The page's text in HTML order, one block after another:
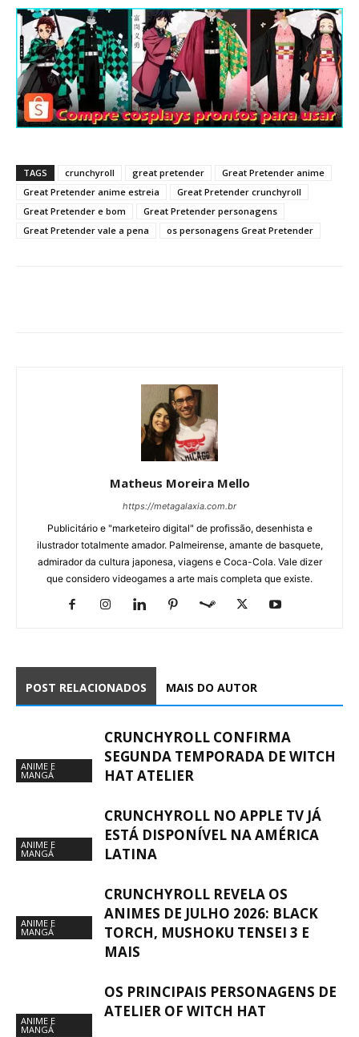
TAGS crunchyroll great pretender
Great Pretender anime
Great Pretender anime estreia
Great Pretender crunchyroll
Great Pretender e bom
Great Pretender personagens
Great Pretender vale a pena
os personagens Great Pretender
Matheus Moreira Mello
https://metagalaxia.com.br
Publicitário e "marketeiro digital" de profissão, desenhista e
ilustrador totalmente amador. Palmeirense, amante de basquete,
admirador da cultura japonesa, viagens e Coca-Cola. Vale dizer
que considero videogames a arte mais completa que existe.
POST RELACIONADOS MAIS DO AUTOR
ANIME E
MANGÁ
CRUNCHYROLL CONFIRMA
SEGUNDA TEMPORADA DE WITCH
HAT ATELIER
ANIME E
MANGÁ
CRUNCHYROLL NO APPLE TV JÁ
ESTÁ DISPONÍVEL NA AMÉRICA
LATINA
ANIME E
MANGÁ
CRUNCHYROLL REVELA OS
ANIMES DE JULHO 2026: BLACK
TORCH, MUSHOKU TENSEI 3 E
MAIS
ANIME E
MANGÁ
OS PRINCIPAIS PERSONAGENS DE
ATELIER OF WITCH HAT